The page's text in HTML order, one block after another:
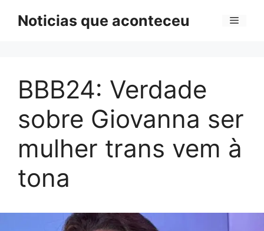
Noticias que aconteceu Menu
BBB24: Verdade
sobre Giovanna ser
mulher trans vem à
tona